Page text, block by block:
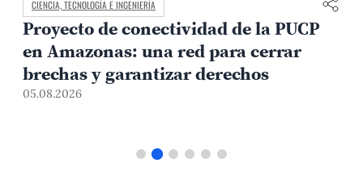
CIENCIA, TECNOLOGÍA E INGENIERÍA
Proyecto de conectividad de la PUCP
en Amazonas: una red para cerrar
brechas y garantizar derechos
05.08.2026